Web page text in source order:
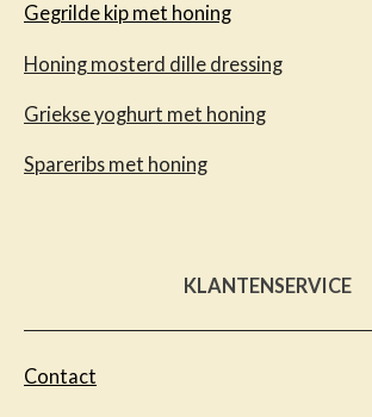
Gegrilde kip met honing
Honing mosterd dille dressing
Griekse yoghurt met honing
Spareribs met honing
KLANTENSERVICE
Contact